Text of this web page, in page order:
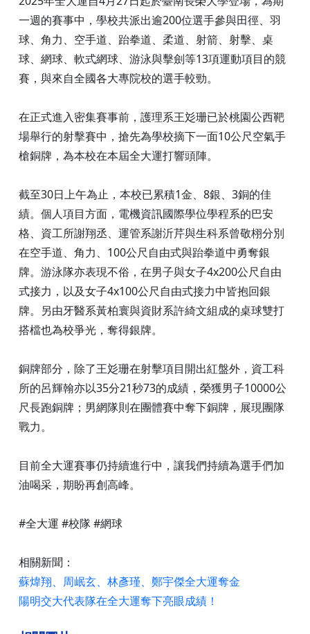
一週的賽事中，學校共派出逾200位選手參與田徑、羽
球、角力、空手道、跆拳道、柔道、射箭、射擊、桌
球、網球、軟式網球、游泳與擊劍等13項運動項目的競
賽，與來自全國各大專院校的選手較勁。
在正式進入密集賽事前，護理系王彣珊已於桃園公西靶
場舉行的射擊賽中，搶先為學校摘下一面10公尺空氣手
槍銅牌，為本校在本屆全大運打響頭陣。
截至30日上午為止，本校已累積1金、8銀、3銅的佳
績。個人項目方面，電機資訊國際學位學程系的巴安
格、資工所謝翔丞、運管系謝沂芹與生科系曾敬栩分別
在空手道、角力、100公尺自由式與跆拳道中勇奪銀
牌。游泳隊亦表現不俗，在男子與女子4x200公尺自由
式接力，以及女子4x100公尺自由式接力中皆抱回銀
牌。另由牙醫系黃柏寰與資財系許綺文組成的桌球雙打
搭檔也為校爭光，奪得銀牌。
銅牌部分，除了王彣珊在射擊項目開出紅盤外，資工科
所的呂輝翰亦以35分21秒73的成績，榮獲男子10000公
尺長跑銅牌；男網隊則在團體賽中奪下銅牌，展現團隊
戰力。
目前全大運賽事仍持續進行中，讓我們持續為選手們加
油喝采，期盼再創高峰。
#全大運 #校隊 #網球
相關新聞：
蘇煒翔、周岷玄、林彥瑾、鄭宇傑全大運奪金
陽明交大代表隊在全大運奪下亮眼成績！